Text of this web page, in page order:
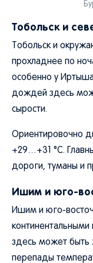
Тобольск и
Тобольск и
прохладнее по
особенно у
дождей здесь
сырости.
Ориентировочно
+29…+31 °C.
дороги, туманы и
Ишим и юго-
Ишим и юго-
здесь может быть
перепады